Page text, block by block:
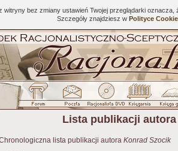
bez zmiany ustawień Twojej przeglądarki
Szczegóły znajdziesz w Polityce
Lista publikacji autora
lista publikacji autora Konrad Szocik